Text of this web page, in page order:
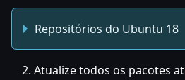
Repositórios do Ubuntu 18
Atualize todos os pacotes